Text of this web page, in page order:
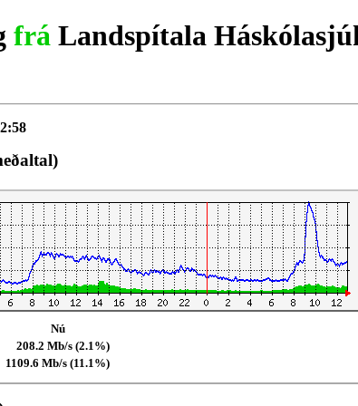
frá Landspítala
Nú
208.2 Mb/s (2.1%)
1109.6 Mb/s (11.1%)